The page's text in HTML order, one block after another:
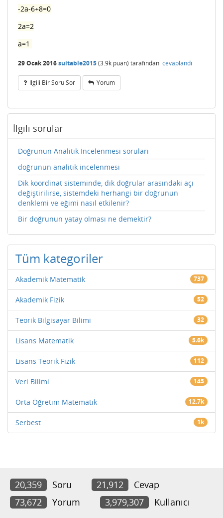
-2a-6+8=0
2a=2
a=1
29 Ocak 2016suitable2015(3.9k puan) tarafından cevaplandı
Ilgili Bir Soru Sor Yorum
İlgili sorular
Doğrunun Analitik İncelenmesi soruları
doğrunun analitik incelenmesi
Dik koordinat sisteminde, dik doğrular arasındaki açı
değiştirilirse, sistemdeki herhangi bir doğrunun
denklemi ve eğimi nasıl etkilenir?
Bir doğrunun yatay olması ne demektir?
Tüm kategoriler
Akademik Matematik 737
Akademik Fizik 52
Teorik Bilgisayar Bilimi 32
Lisans Matematik 5.6k
Lisans Teorik Fizik 112
Veri Bilimi 145
Orta Öğretim Matematik 12.7k
Serbest 1k
20,359 Soru 21,912
Cevap
73,672
Yorum 3,979,307 Kullanıcı